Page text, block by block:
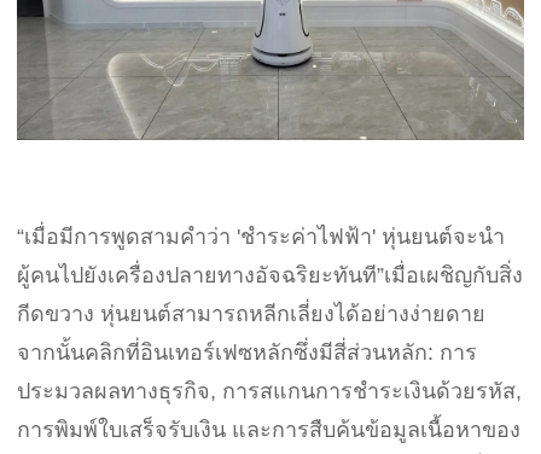
“เมื่อมีการพูดสามคำว่า 'ชำระค่าไฟฟ้า' หุ่นยนต์จะนำ
ผู้คนไปยังเครื่องปลายทางอัจฉริยะทันที”เมื่อเผชิญกับสิ่ง
กีดขวาง หุ่นยนต์สามารถหลีกเลี่ยงได้อย่างง่ายดาย
จากนั้นคลิกที่อินเทอร์เฟซหลักซึ่งมีสี่ส่วนหลัก: การ
ประมวลผลทางธุรกิจ, การสแกนการชำระเงินด้วยรหัส,
การพิมพ์ใบเสร็จรับเงิน และการสืบค้นข้อมูลเนื้อหาของ